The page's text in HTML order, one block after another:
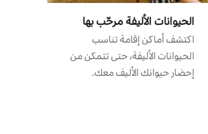
الحيوانات الأليفة مرحّب بها
اكتشف أماكن إقامة تناسب
الحيوانات الأليفة، حتى تتمكن من
إحضار حيوانك الأليف معك.